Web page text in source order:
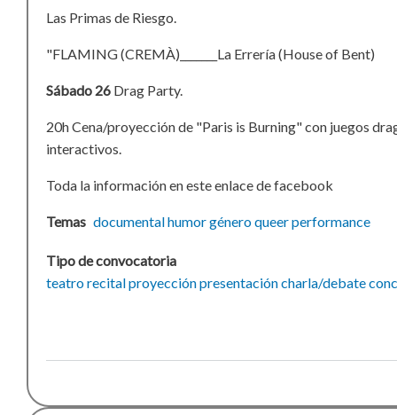
Las Primas de Riesgo.
"FLAMING (CREMÀ)_______La Errería (House of Bent)
Sábado 26 Drag Party.
20h Cena/proyección de "Paris is Burning" con juegos
interactivos.
Toda la información en este enlace de facebook
Temas documentalhumorgéneroqueerperformance
Tipo de convocatoria
teatrorecitalproyecciónpresentacióncharla/debate